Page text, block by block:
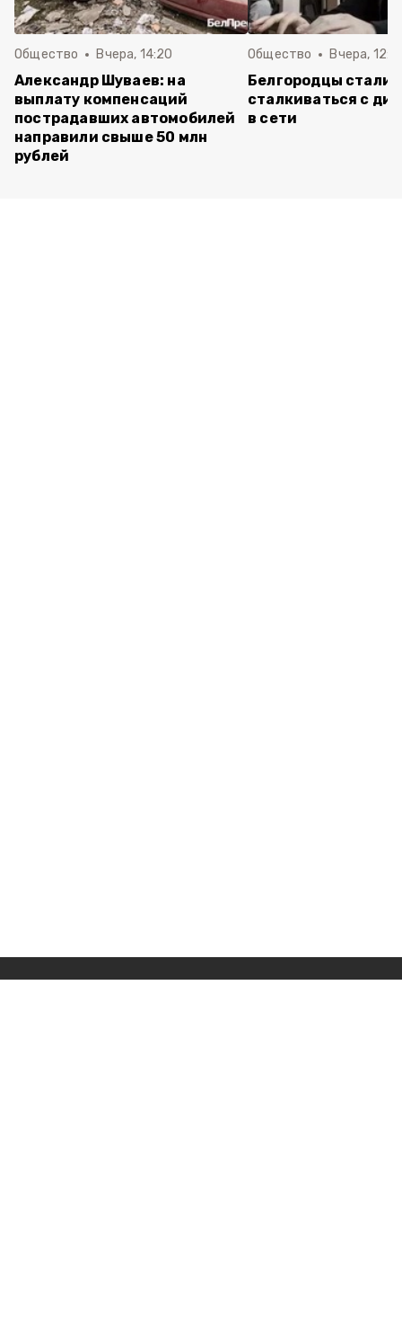
Общество Вчера, 14:20
Александр Шуваев: на
выплату компенсаций
пострадавших автомобилей
направили свыше 50 млн
рублей
Общество Вчера,
Белгородцы стали
сталкиваться с
в сети